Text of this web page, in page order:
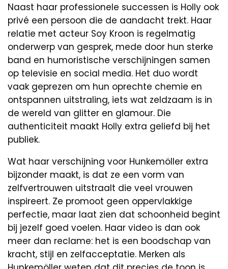
Naast haar professionele successen is Holly ook
privé een persoon die de aandacht trekt. Haar
relatie met acteur Soy Kroon is regelmatig
onderwerp van gesprek, mede door hun sterke
band en humoristische verschijningen samen
op televisie en social media. Het duo wordt
vaak geprezen om hun oprechte chemie en
ontspannen uitstraling, iets wat zeldzaam is in
de wereld van glitter en glamour. Die
authenticiteit maakt Holly extra geliefd bij het
publiek.
Wat haar verschijning voor Hunkemöller extra
bijzonder maakt, is dat ze een vorm van
zelfvertrouwen uitstraalt die veel vrouwen
inspireert. Ze promoot geen oppervlakkige
perfectie, maar laat zien dat schoonheid begint
bij jezelf goed voelen. Haar video is dan ook
meer dan reclame: het is een boodschap van
kracht, stijl en zelfacceptatie. Merken als